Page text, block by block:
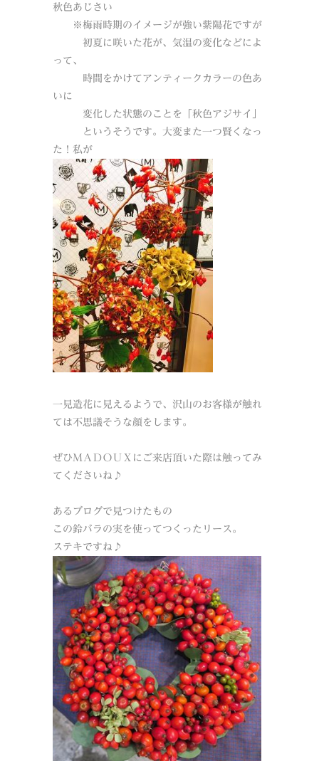
秋色あじさい
※梅雨時期のイメージが強い紫陽花ですが
初夏に咲いた花が、気温の変化などによ
って、
時間をかけてアンティークカラーの色あ
いに
変化した状態のことを「秋色アジサイ」
というそうです。大変また一つ賢くなっ
た！私が
一見造花に見えるようで、沢山のお客様が触れ
ては不思議そうな顔をします。
ぜひＭＡＤＯＵＸにご来店頂いた際は触ってみ
てくださいね♪
あるブログで見つけたもの
この鈴バラの実を使ってつくったリース。
ステキですね♪